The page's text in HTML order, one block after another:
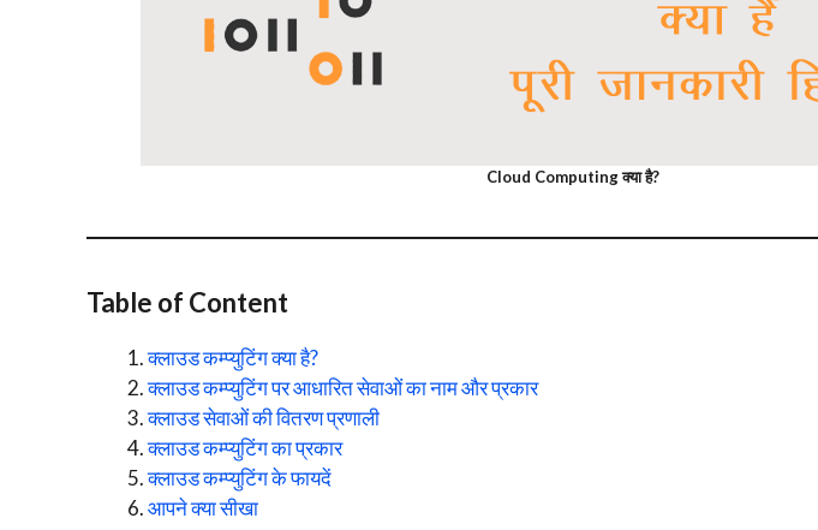
Cloud Computing क्या है?
Table of Content
क्लाउड कम्प्युटिंग क्या है?
क्लाउड कम्प्युटिंग पर आधारित सेवाओं का नाम और प्रकार
क्लाउड सेवाओं की वितरण प्रणाली
क्लाउड कम्प्युटिंग का प्रकार
क्लाउड कम्प्युटिंग के फायदें
आपने क्या सीखा